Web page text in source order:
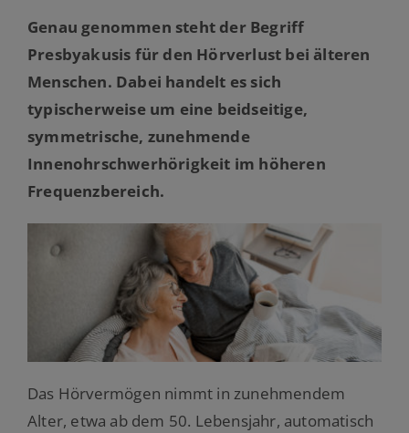
Genau genommen steht der Begriff
Presbyakusis für den Hörverlust bei älteren
Menschen. Dabei handelt es sich
typischerweise um eine beidseitige,
symmetrische, zunehmende
Innenohrschwerhörigkeit im höheren
Frequenzbereich.
Das Hörvermögen nimmt in zunehmendem
Alter, etwa ab dem 50. Lebensjahr, automatisch